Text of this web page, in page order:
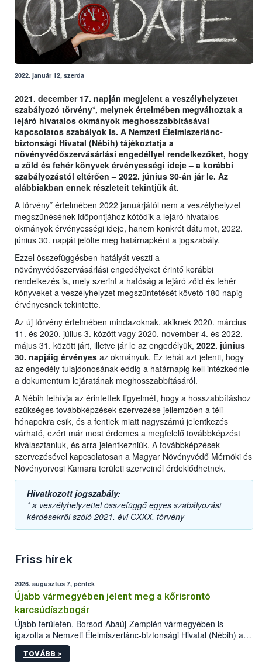
2022. január 12, szerda
2021. december 17. napján megjelent a veszélyhelyzetet
szabályozó törvény*, melynek értelmében megváltoztak a
lejáró hivatalos okmányok meghosszabbításával
kapcsolatos szabályok is. A Nemzeti Élelmiszerlánc-
biztonsági Hivatal (Nébih) tájékoztatja a
növényvédőszervásárlási engedéllyel rendelkezőket, hogy
a zöld és fehér könyvek érvényességi ideje – a korábbi
szabályozástól eltérően – 2022. június 30-án jár le. Az
alábbiakban ennek részleteit tekintjük át.
A törvény* értelmében 2022 januárjától nem a veszélyhelyzet
megszűnésének időpontjához kötődik a lejáró hivatalos
okmányok érvényességi ideje, hanem konkrét dátumot, 2022.
június 30. napját jelölte meg határnapként a jogszabály.
Ezzel összefüggésben hatályát veszti a
növényvédőszervásárlási engedélyeket érintő korábbi
rendelkezés is, mely szerint a hatóság a lejáró zöld és fehér
könyveket a veszélyhelyzet megszüntetését követő 180 napig
érvényesnek tekintette.
Az új törvény értelmében mindazoknak, akiknek 2020. március
11. és 2020. július 3. között vagy 2020. november 4. és 2022.
május 31. között járt, illetve jár le az engedélyük, 2022. június
30. napjáig érvényes az okmányuk. Ez tehát azt jelenti, hogy
az engedély tulajdonosának eddig a határnapig kell intézkednie
a dokumentum lejáratának meghosszabbításáról.
A Nébih felhívja az érintettek figyelmét, hogy a hosszabbításhoz
szükséges továbbképzések szervezése jellemzően a téli
hónapokra esik, és a fentiek miatt nagyszámú jelentkezés
várható, ezért már most érdemes a megfelelő továbbképzést
kiválasztaniuk, és arra jelentkezniük. A továbbképzések
szervezésével kapcsolatosan a Magyar Növényvédő Mérnöki és
Növényorvosi Kamara területi szerveinél érdeklődhetnek.
Hivatkozott jogszabály:
* a veszélyhelyzettel összefüggő egyes szabályozási
kérdésekről szóló 2021. évi CXXX. törvény
Friss hírek
2026. augusztus 7, péntek
Újabb vármegyében jelent meg a kőrisrontó
karcsúdíszbogár
Újabb területen, Borsod-Abaúj-Zemplén vármegyében is
igazolta a Nemzeti Élelmiszerlánc-biztonsági Hivatal (Nébih) a
kőrisrontó karcsúdíszbogár (Agrilus planipennis) jelenlétét. A
kártevőt nem csak színcsapdában találták meg, de már fertőzött
TOVÁBB >